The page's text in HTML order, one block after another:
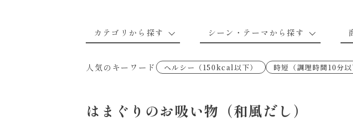
カテゴリから探す
野菜のレシピ 魚介のレシピ お肉のレシピ 卵・乳のレシ
シーン・テーマから探す
なんでもナムル 下味冷凍
考えるな、二代目で炒めろ！～○○の炒 朝シャン（ごはん派）
スープ 本気中華
鍋 グラタン/ドリア
あえるハコネーゼカルボナーラ あえるハコネーゼトマトバジ
あえるハコネーゼミートソース あえるハコネーゼ明太子
あえるハコネーゼジェノベーゼ あえるハコネーゼペペロンチ
すき焼のたれ 焼肉のたれ 初代
やみつききゃべつの塩たれ だしまろ酢
ハコネーゼ 完熟トマト ハコネーゼ 海老クリーム
人気のキーワード ヘルシー（150kcal以下） 時短（調理時間10分以
はまぐりのお吸い物（和風だし）